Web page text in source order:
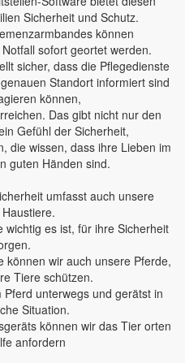
Sicherheit und Schutz.
können
sofort geortet werden.
sicher, dass die Pflegedienste
Standort informiert sind
können,
Das gibt nicht nur den
Gefühl der Sicherheit,
die wissen, dass ihre Lieben im
guten Händen sind.
umfasst auch unsere
wichtig es ist, für ihre Sicherheit
können wir auch unsere Pferde,
Tiere schützen.
unterwegs und gerätst in
Situation.
können wir das Tier orten
anfordern